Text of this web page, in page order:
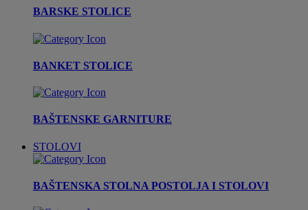
BARSKE STOLICE
BANKET STOLICE
BAŠTENSKE GARNITURE
STOLOVI
BAŠTENSKA STOLNA POSTOLJA I STOLOVI